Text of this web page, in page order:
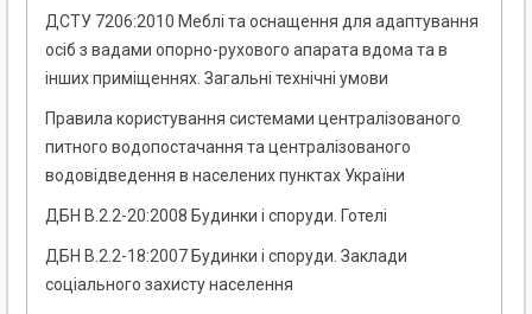
ДСТУ 7206:2010 Меблі та оснащення для адаптування
осіб з вадами опорно-рухового апарата вдома та в
інших приміщеннях. Загальні технічні умови
Правила користування системами централізованого
питного водопостачання та централізованого
водовідведення в населених пунктах України
ДБН В.2.2-20:2008 Будинки і споруди. Готелі
ДБН В.2.2-18:2007 Будинки і споруди. Заклади
соціального захисту населення